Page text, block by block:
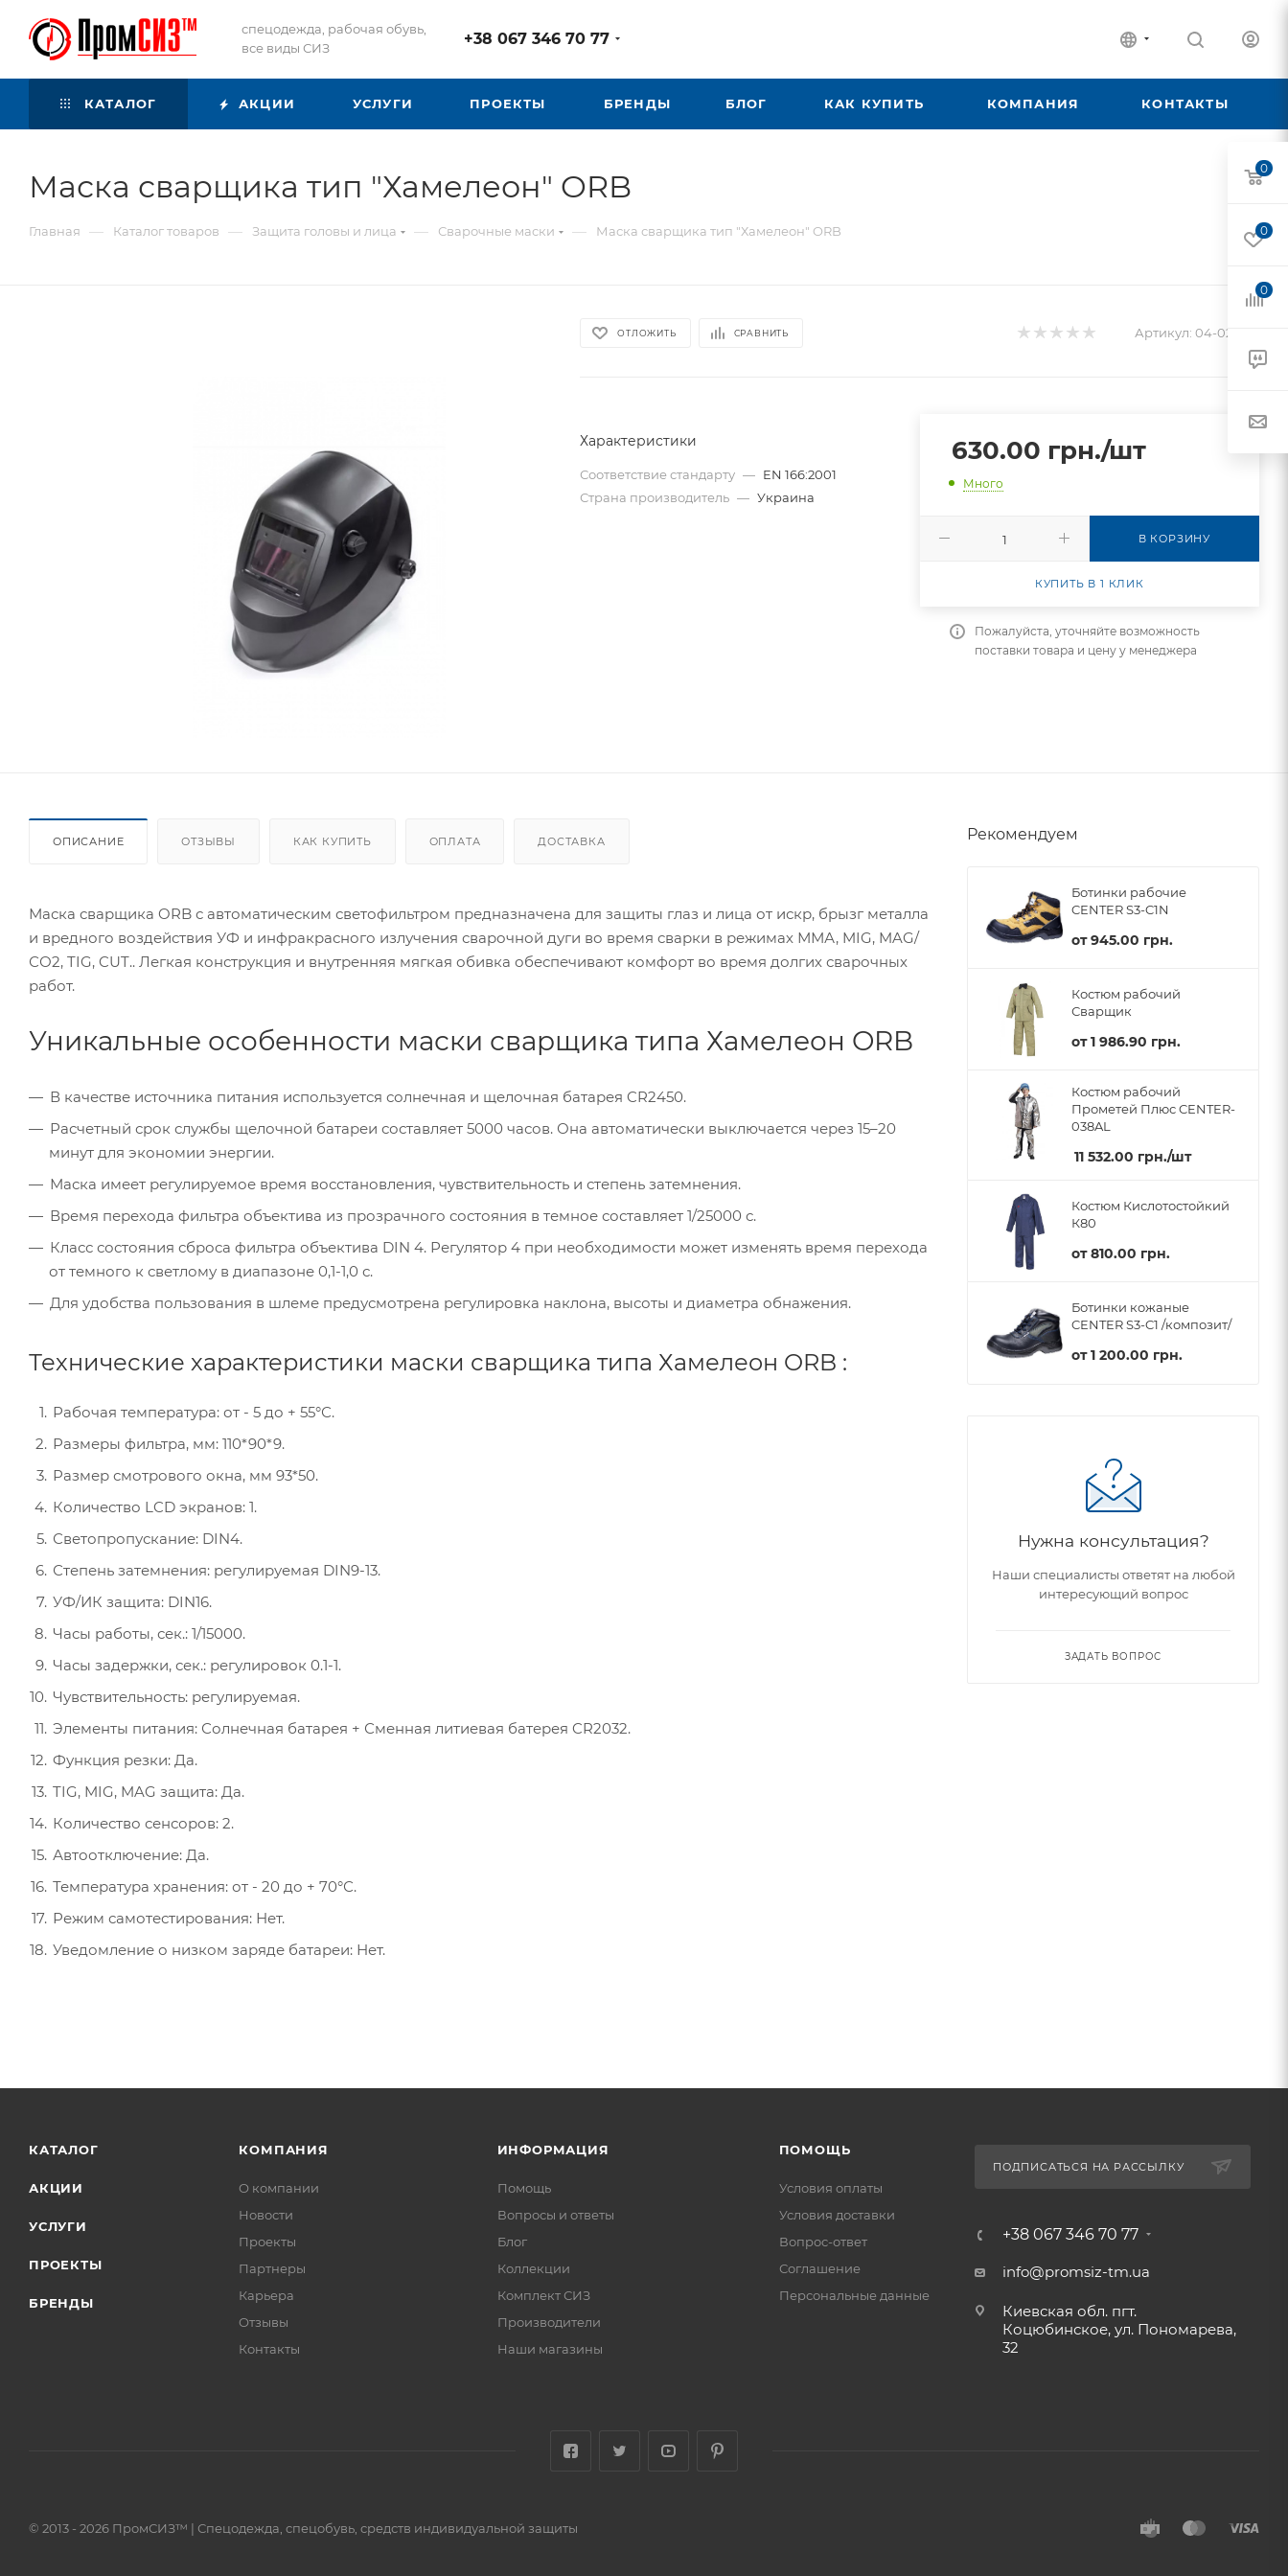
спецодежда, рабочая обувь,
все виды СИЗ
+38 067 346 70 77
КАТАЛОГ АКЦИИ УСЛУГИ ПРОЕКТЫ БРЕНДЫ БЛОГ КАК КУПИТЬ КОМПАНИЯ КОНТАКТЫ
Маска сварщика тип "Хамелеон" ORB
Главная — Каталог товаров — Защита головы и лица — Сварочные маски — Маска сварщика тип "Хамелеон" ORB
ОТЛОЖИТЬ СРАВНИТЬ Артикул: 04-02-041
Характеристики
Соответствие стандарту — EN 166:2001
Страна производитель — Украина
630.00 грн./шт
Много
В КОРЗИНУ
КУПИТЬ В 1 КЛИК
Пожалуйста, уточняйте возможность
поставки товара и цену у менеджера
ОПИСАНИЕ ОТЗЫВЫ КАК КУПИТЬ ОПЛАТА ДОСТАВКА
Маска сварщика ORB с автоматическим светофильтром предназначена для защиты глаз и лица от искр, брызг металла
и вредного воздействия УФ и инфракрасного излучения сварочной дуги во время сварки в режимах ММА, MIG, MAG/
СО2, TIG, CUT.. Легкая конструкция и внутренняя мягкая обивка обеспечивают комфорт во время долгих сварочных
работ.
Уникальные особенности маски сварщика типа Хамелеон ORB
В качестве источника питания используется солнечная и щелочная батарея CR2450.
Расчетный срок службы щелочной батареи составляет 5000 часов. Она автоматически выключается через 15–20
минут для экономии энергии.
Маска имеет регулируемое время восстановления, чувствительность и степень затемнения.
Время перехода фильтра объектива из прозрачного состояния в темное составляет 1/25000 с.
Класс состояния сброса фильтра объектива DIN 4. Регулятор 4 при необходимости может изменять время перехода
от темного к светлому в диапазоне 0,1-1,0 с.
Для удобства пользования в шлеме предусмотрена регулировка наклона, высоты и диаметра обнажения.
Технические характеристики маски сварщика типа Хамелеон ORB :
Рабочая температура: от - 5 до + 55°С.
Размеры фильтра, мм: 110*90*9.
Размер смотрового окна, мм 93*50.
Количество LCD экранов: 1.
Светопропускание: DIN4.
Степень затемнения: регулируемая DIN9-13.
УФ/ИК защита: DIN16.
Часы работы, сек.: 1/15000.
Часы задержки, сек.: регулировок 0.1-1.
Чувствительность: регулируемая.
Элементы питания: Солнечная батарея + Сменная литиевая батерея CR2032.
Функция резки: Да.
TIG, MIG, MAG защита: Да.
Количество сенсоров: 2.
Автоотключение: Да.
Температура хранения: от - 20 до + 70°С.
Режим самотестирования: Нет.
Уведомление о низком заряде батареи: Нет.
Рекомендуем
Ботинки рабочие
CENTER S3-C1N
от945.00 грн.
Костюм рабочий
Сварщик
от1 986.90 грн.
Костюм рабочий
Прометей Плюс CENTER-
038AL
11 532.00 грн./шт
Костюм Кислотостойкий
К80
от810.00 грн.
Ботинки кожаные
CENTER S3-C1 /композит/
от1 200.00 грн.
Нужна консультация?
Наши специалисты ответят на любой
интересующий вопрос
ЗАДАТЬ ВОПРОС
КАТАЛОГ
АКЦИИ
УСЛУГИ
ПРОЕКТЫ
БРЕНДЫ
КОМПАНИЯ
О компании
Новости
Проекты
Партнеры
Карьера
Отзывы
Контакты
ИНФОРМАЦИЯ
Помощь
Вопросы и ответы
Блог
Коллекции
Комплект СИЗ
Производители
Наши магазины
ПОМОЩЬ
Условия оплаты
Условия доставки
Вопрос-ответ
Соглашение
Персональные данные
ПОДПИСАТЬСЯ НА РАССЫЛКУ
+38 067 346 70 77
info@promsiz-tm.ua
Киевская обл. пгт.
Коцюбинское, ул. Пономарева,
32
© 2013 - 2026 ПромСИЗ™ | Спецодежда, спецобувь, средств индивидуальной защиты
0
0
0